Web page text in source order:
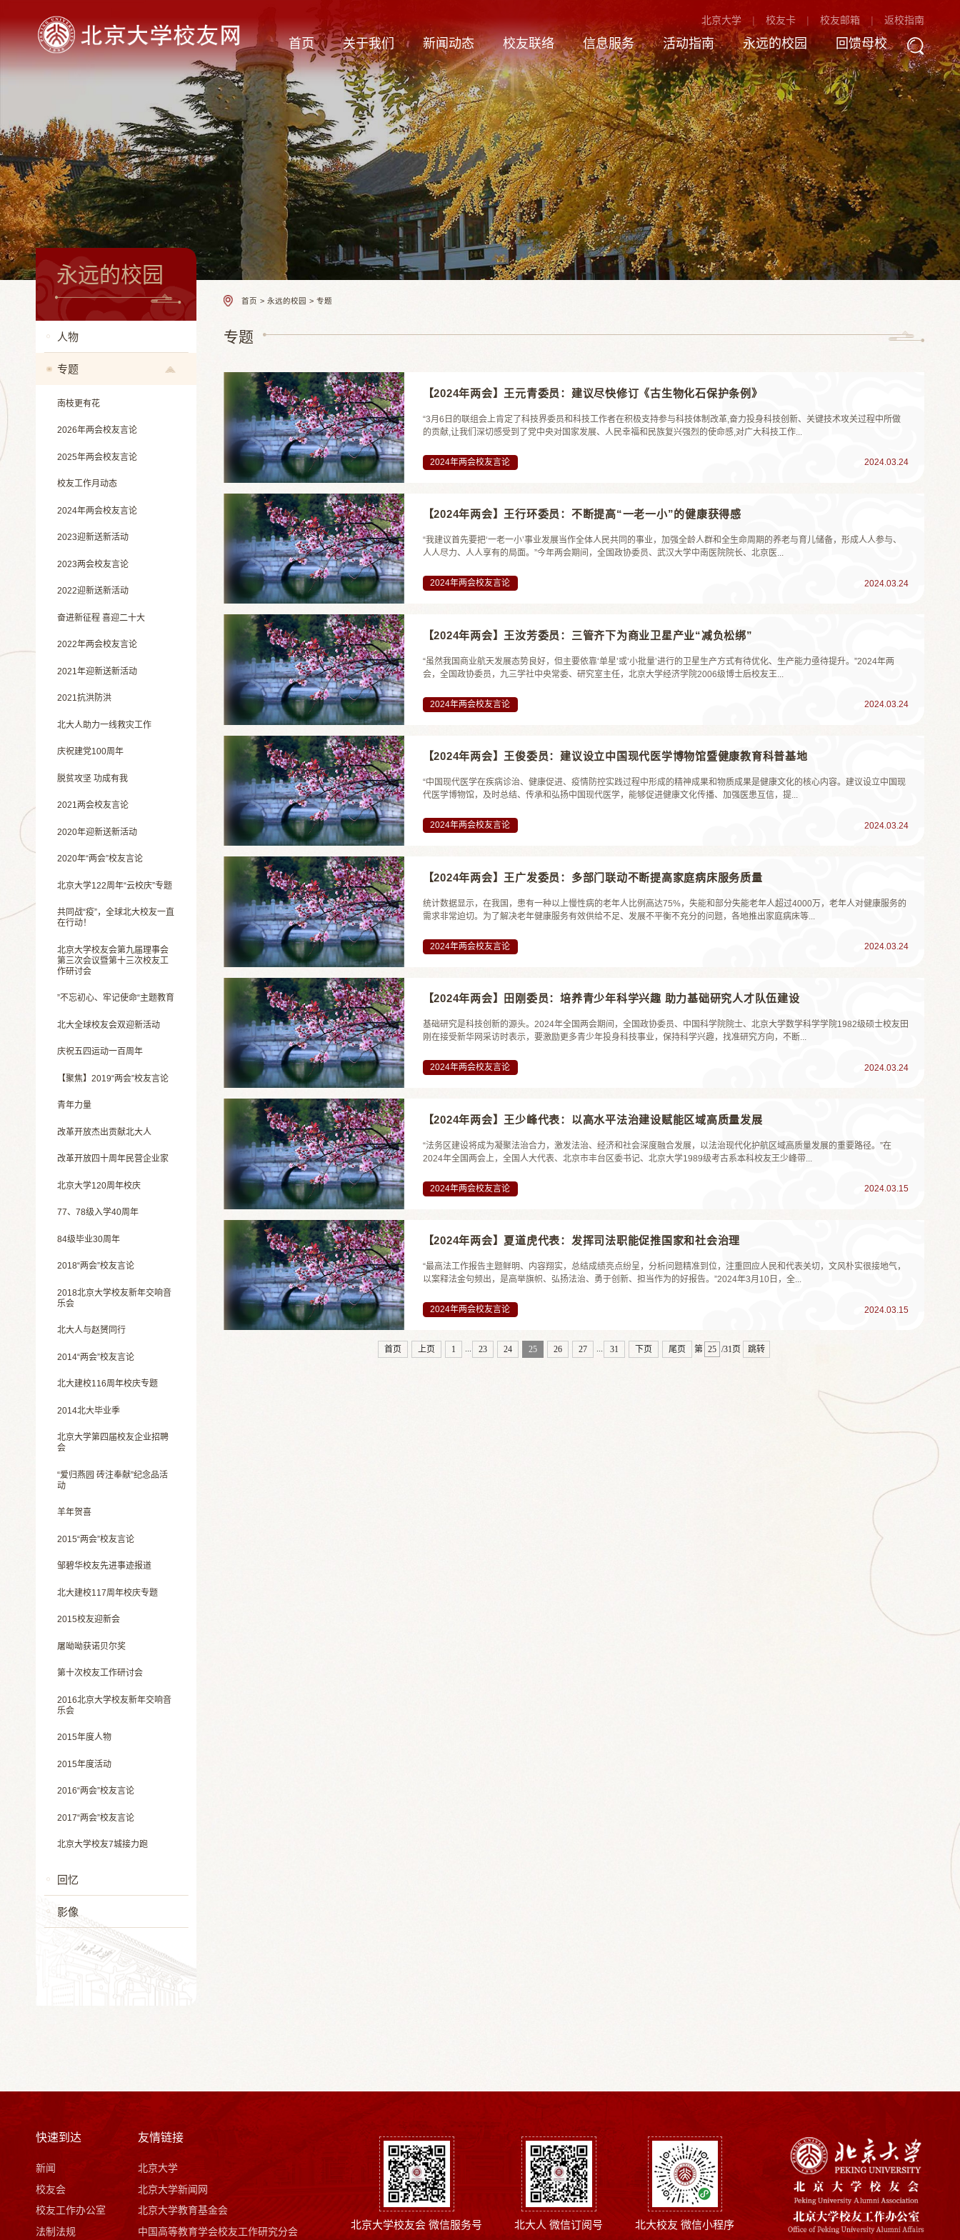
北京大学 校友卡 校友邮箱 返校指南
首页 关于我们 新闻动态 校友联络 信息服务 活动指南 永远的校园 回馈母校
永远的校园
人物
专题
南枝更有花
2026年两会校友言论
2025年两会校友言论
校友工作月动态
2024年两会校友言论
2023迎新送新活动
2023两会校友言论
2022迎新送新活动
奋进新征程 喜迎二十大
2022年两会校友言论
2021年迎新送新活动
2021抗洪防洪
北大人助力一线救灾工作
庆祝建党100周年
脱贫攻坚 功成有我
2021两会校友言论
2020年迎新送新活动
2020年“两会”校友言论
北京大学122周年“云校庆”专题
共同战“疫”，全球北大校友一直
在行动！
北京大学校友会第九届理事会
第三次会议暨第十三次校友工
作研讨会
”不忘初心、牢记使命“主题教育
北大全球校友会双迎新活动
庆祝五四运动一百周年
【聚焦】2019“两会”校友言论
青年力量
改革开放杰出贡献北大人
改革开放四十周年民营企业家
北京大学120周年校庆
77、78级入学40周年
84级毕业30周年
2018“两会”校友言论
2018北京大学校友新年交响音
乐会
北大人与赵赟同行
2014“两会”校友言论
北大建校116周年校庆专题
2014北大毕业季
北京大学第四届校友企业招聘
会
“爱归燕园 砖注奉献”纪念品活
动
羊年贺喜
2015“两会”校友言论
邹碧华校友先进事迹报道
北大建校117周年校庆专题
2015校友迎新会
屠呦呦获诺贝尔奖
第十次校友工作研讨会
2016北京大学校友新年交响音
乐会
2015年度人物
2015年度活动
2016“两会”校友言论
2017“两会”校友言论
北京大学校友7城接力跑
回忆
影像
首页 > 永远的校园 > 专题
专题
【2024年两会】王元青委员：建议尽快修订《古生物化石保护条例》
“3月6日的联组会上肯定了科技界委员和科技工作者在积极支持参与科技体制改革,奋力投身科技创新、关键技术攻关过程中所做
的贡献,让我们深切感受到了党中央对国家发展、人民幸福和民族复兴强烈的使命感,对广大科技工作...
2024年两会校友言论 2024.03.24
【2024年两会】王行环委员：不断提高“一老一小”的健康获得感
“我建议首先要把‘一老一小’事业发展当作全体人民共同的事业，加强全龄人群和全生命周期的养老与育儿储备，形成人人参与、
人人尽力、人人享有的局面。”今年两会期间，全国政协委员、武汉大学中南医院院长、北京医...
2024年两会校友言论 2024.03.24
【2024年两会】王汝芳委员：三管齐下为商业卫星产业“减负松绑”
“虽然我国商业航天发展态势良好，但主要依靠‘单星’或‘小批量’进行的卫星生产方式有待优化、生产能力亟待提升。”2024年两
会，全国政协委员，九三学社中央常委、研究室主任，北京大学经济学院2006级博士后校友王...
2024年两会校友言论 2024.03.24
【2024年两会】王俊委员：建议设立中国现代医学博物馆暨健康教育科普基地
“中国现代医学在疾病诊治、健康促进、疫情防控实践过程中形成的精神成果和物质成果是健康文化的核心内容。建议设立中国现
代医学博物馆，及时总结、传承和弘扬中国现代医学，能够促进健康文化传播、加强医患互信，提...
2024年两会校友言论 2024.03.24
【2024年两会】王广发委员：多部门联动不断提高家庭病床服务质量
统计数据显示，在我国，患有一种以上慢性病的老年人比例高达75%，失能和部分失能老年人超过4000万，老年人对健康服务的
需求非常迫切。为了解决老年健康服务有效供给不足、发展不平衡不充分的问题，各地推出家庭病床等...
2024年两会校友言论 2024.03.24
【2024年两会】田刚委员：培养青少年科学兴趣 助力基础研究人才队伍建设
基础研究是科技创新的源头。2024年全国两会期间，全国政协委员、中国科学院院士、北京大学数学科学学院1982级硕士校友田
刚在接受新华网采访时表示，要激励更多青少年投身科技事业，保持科学兴趣，找准研究方向，不断...
2024年两会校友言论 2024.03.24
【2024年两会】王少峰代表：以高水平法治建设赋能区域高质量发展
“法务区建设将成为凝聚法治合力，激发法治、经济和社会深度融合发展，以法治现代化护航区域高质量发展的重要路径。”在
2024年全国两会上，全国人大代表、北京市丰台区委书记、北京大学1989级考古系本科校友王少峰带...
2024年两会校友言论 2024.03.15
【2024年两会】夏道虎代表：发挥司法职能促推国家和社会治理
“最高法工作报告主题鲜明、内容翔实，总结成绩亮点纷呈，分析问题精准到位，注重回应人民和代表关切，文风朴实很接地气，
以案释法金句频出，是高举旗帜、弘扬法治、勇于创新、担当作为的好报告。”2024年3月10日，全...
2024年两会校友言论 2024.03.15
首页 上页 1 ... 23 24 25 26 27 ... 31 下页 尾页 第 /31页 跳转
快速到达
新闻
校友会
校友工作办公室
法制法规
友情链接
北京大学
北京大学新闻网
北京大学教育基金会
中国高等教育学会校友工作研究分会
北京大学校友会 微信服务号 北大人 微信订阅号 北大校友 微信小程序